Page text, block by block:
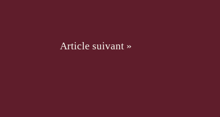
Article suivant »